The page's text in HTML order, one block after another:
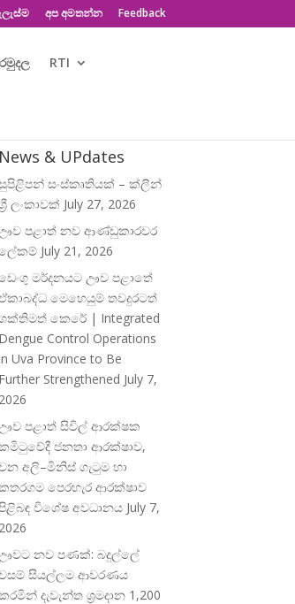
අප අමතන්න Feedback
RTI
News & UPdates
සංස්කෘතියක් – ක්ලීන්
ලංකාවක් July 27, 2026
පළාත් නව ආණ්ඩුකාරවර
July 21, 2026
මර්දනයට ඌව පළාතේ
මෙහෙයුම් තවදුරටත්
කෙරේ | Integrated
Dengue Control Operations
Uva Province to Be
Further Strengthened July 7,
2026
පළාත් සිවිල් ආරක්ෂක
ජනතා ආරක්ෂාව,
අලි–මිනිස් ගැටුම හා
පෙරහැර ආරක්ෂාව
විශේෂ අවධානය July 7,
2026
නව පණක්: බදුල්ලේ
සියල්ලම ආවරණය
දැවැන්ත ශ්‍රමදාන 1,200